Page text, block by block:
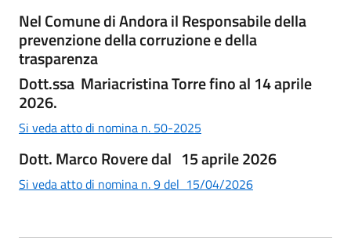
Nel Comune di Andora il Responsabile della
prevenzione della corruzione e della
trasparenza
Dott.ssa Mariacristina Torre fino al 14 aprile
2026.
Si veda atto di nomina n. 50-2025
Dott. Marco Rovere dal 15 aprile 2026
Si veda atto di nomina n. 9 del 15/04/2026